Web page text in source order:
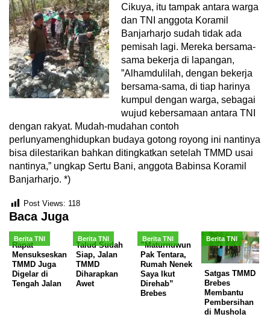
Cikuya, itu tampak antara warga
dan TNI anggota Koramil
Banjarharjo sudah tidak ada
pemisah lagi. Mereka bersama-
sama bekerja di lapangan,
”Alhamdulilah, dengan bekerja
bersama-sama, di tiap harinya
kumpul dengan warga, sebagai
wujud kebersamaan antara TNI
dengan rakyat. Mudah-mudahan contoh
perlunyamenghidupkan budaya gotong royong ini nantinya
bisa dilestarikan bahkan ditingkatkan setelah TMMD usai
nantinya,” ungkap Sertu Bani, anggota Babinsa Koramil
Banjarharjo. *)
Post Views: 118
Baca Juga
Berita TNI
Rapat
Mensukseskan
TMMD Juga
Digelar di
Tengah Jalan
Berita TNI
Talud Sudah
Siap, Jalan
TMMD
Diharapkan
Awet
Berita TNI
”Maturnuwun
Pak Tentara,
Rumah Nenek
Saya Ikut
Direhab”
Brebes
Berita TNI
Satgas TMMD
Brebes
Membantu
Pembersihan
di Mushola